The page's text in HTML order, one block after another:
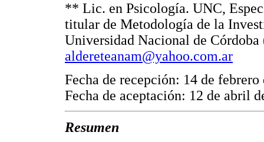
** Lic. en Psicología. UNC,
titular de Metodología de la
Universidad Nacional de
aldereteanam@yahoo.com.ar
Fecha de recepción: 14 de febrero
Fecha de aceptación: 12 de abril
Resumen